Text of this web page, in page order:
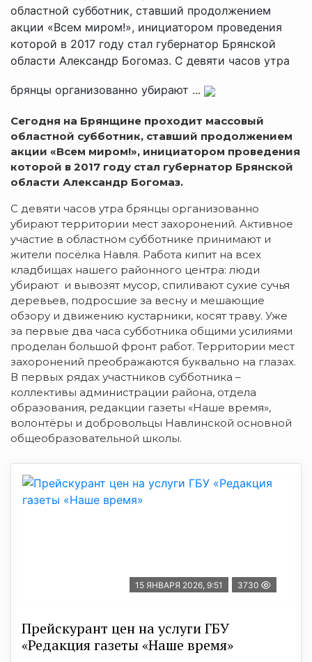
областной субботник, ставший продолжением
акции «Всем миром!», инициатором проведения
которой в 2017 году стал губернатор Брянской
области Александр Богомаз. С девяти часов утра
брянцы организованно убирают ...
Сегодня на Брянщине проходит массовый
областной субботник, ставший продолжением
акции «Всем миром!», инициатором проведения
которой в 2017 году стал губернатор Брянской
области Александр Богомаз.
С девяти часов утра брянцы организованно
убирают территории мест захоронений. Активное
участие в областном субботнике принимают и
жители посёлка Навля. Работа кипит на всех
кладбищах нашего районного центра: люди
убирают и вывозят мусор, спиливают сухие сучья
деревьев, подросшие за весну и мешающие
обзору и движению кустарники, косят траву. Уже
за первые два часа субботника общими усилиями
проделан большой фронт работ. Территории мест
захоронений преображаются буквально на глазах.
В первых рядах участников субботника –
коллективы администрации района, отдела
образования, редакции газеты «Наше время»,
волонтёры и добровольцы Навлинской основной
общеобразовательной школы.
15 ЯНВАРЯ 2026, 9:51 3730
Прейскурант цен на услуги ГБУ
«Редакция газеты «Наше время»